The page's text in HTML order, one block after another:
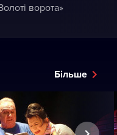
ворота»
Більше